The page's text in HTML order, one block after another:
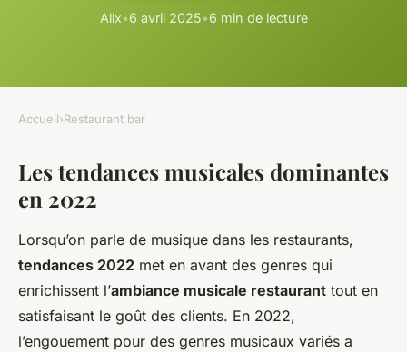
Alix•6 avril 2025•6 min de lecture
Accueil›Restaurant bar
Les tendances musicales dominantes
en 2022
Lorsqu’on parle de musique dans les restaurants,
tendances 2022 met en avant des genres qui
enrichissent l’ambiance musicale restaurant tout en
satisfaisant le goût des clients. En 2022,
l’engouement pour des genres musicaux variés a